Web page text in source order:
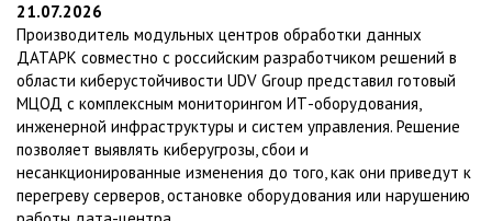
21.07.2026
Производитель модульных центров обработки данных
ДАТАРК совместно с российским разработчиком решений в
области киберустойчивости UDV Group представил готовый
МЦОД с комплексным мониторингом ИТ-оборудования,
инженерной инфраструктуры и систем управления. Решение
позволяет выявлять киберугрозы, сбои и
несанкционированные изменения до того, как они приведут к
перегреву серверов, остановке оборудования или нарушению